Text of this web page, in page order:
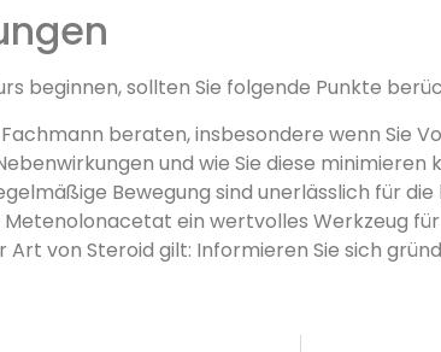
beginnen, sollten Sie folgende Punkte
beraten, insbesondere wenn Sie
und wie Sie diese minimieren
Bewegung sind unerlässlich für
ein wertvolles Werkzeug
von Steroid gilt: Informieren Sie sich